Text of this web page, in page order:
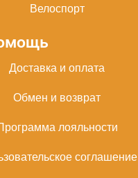
Велоспорт
Доставка и оплата
Обмен и возврат
лояльности
соглашение